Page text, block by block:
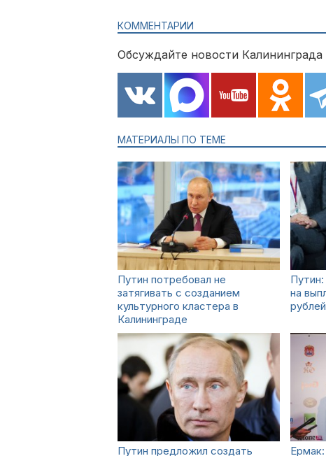
КОММЕНТАРИИ
Обсуждайте новости
МАТЕРИАЛЫ ПО ТЕМЕ
Путин потребовал не
затягивать с созданием
культурного кластера в
Калининграде
на
Путин предложил создать